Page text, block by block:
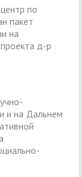
по
пакет
на
д-р
и на Дальнем